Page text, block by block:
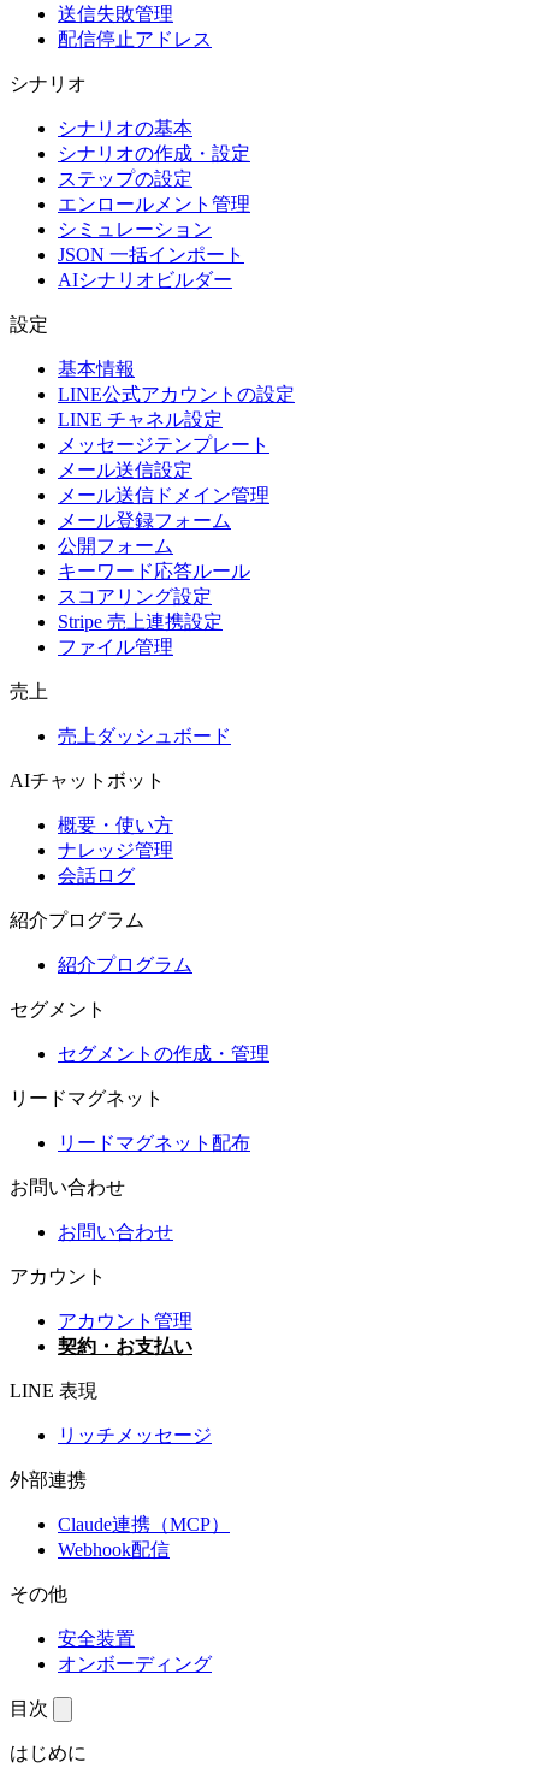
送信失敗管理
配信停止アドレス
シナリオ
シナリオの基本
シナリオの作成・設定
ステップの設定
エンロールメント管理
シミュレーション
JSON 一括インポート
AIシナリオビルダー
設定
基本情報
LINE公式アカウントの設定
LINE チャネル設定
メッセージテンプレート
メール送信設定
メール送信ドメイン管理
メール登録フォーム
公開フォーム
キーワード応答ルール
スコアリング設定
Stripe 売上連携設定
ファイル管理
売上
売上ダッシュボード
AIチャットボット
概要・使い方
ナレッジ管理
会話ログ
紹介プログラム
紹介プログラム
セグメント
セグメントの作成・管理
リードマグネット
リードマグネット配布
お問い合わせ
お問い合わせ
アカウント
アカウント管理
契約・お支払い
LINE 表現
リッチメッセージ
外部連携
Claude連携（MCP）
Webhook配信
その他
安全装置
オンボーディング
目次
はじめに